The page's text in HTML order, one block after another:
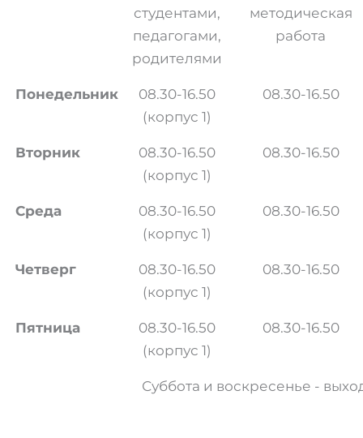
студентами,
педагогами,
родителями
методическая
работа
Понедельник
08.30-16.50
(корпус 1)
08.30-16.50
Вторник
08.30-16.50
(корпус 1)
08.30-16.50
Среда
08.30-16.50
(корпус 1)
08.30-16.50
Четверг
08.30-16.50
(корпус 1)
08.30-16.50
Пятница
08.30-16.50
(корпус 1)
08.30-16.50
Суббота и воскресенье -